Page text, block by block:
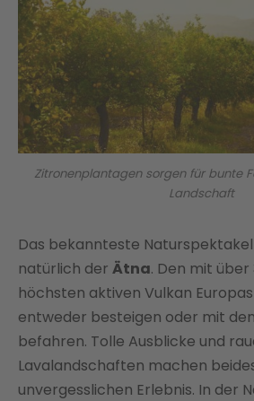
Zitronenplantagen sorgen für bunte
Landschaft
Das bekannteste Naturspektakel
natürlich der Ätna. Den mit
höchsten aktiven Vulkan
entweder besteigen oder mit
befahren. Tolle Ausblicke und
Lavalandschaften machen
unvergesslichen Erlebnis. In der